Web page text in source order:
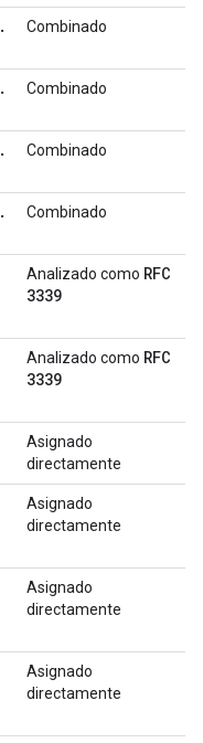
.
Combinado
.
Combinado
.
Combinado
.
Combinado
Analizado como RFC
3339
Analizado como RFC
3339
Asignado
directamente
Asignado
directamente
Asignado
directamente
Asignado
directamente